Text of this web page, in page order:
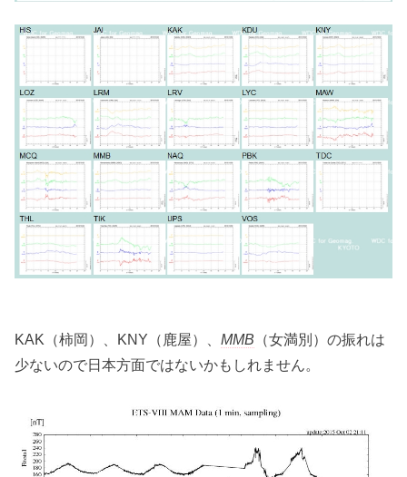
KAK（柿岡）、KNY（鹿屋）、MMB （女満別）の振れは
少ないので日本方面ではないかもしれません。